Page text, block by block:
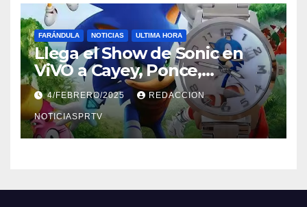
FARÁNDULA NOTICIAS ULTIMA HORA
Llega el Show de Sonic en
ViVO a Cayey, Ponce,
Barceloneta y Humacao,
Relojes gratis para el que
compre ahora….
4/FEBRERO/2025 REDACCION
NOTICIASPRTV